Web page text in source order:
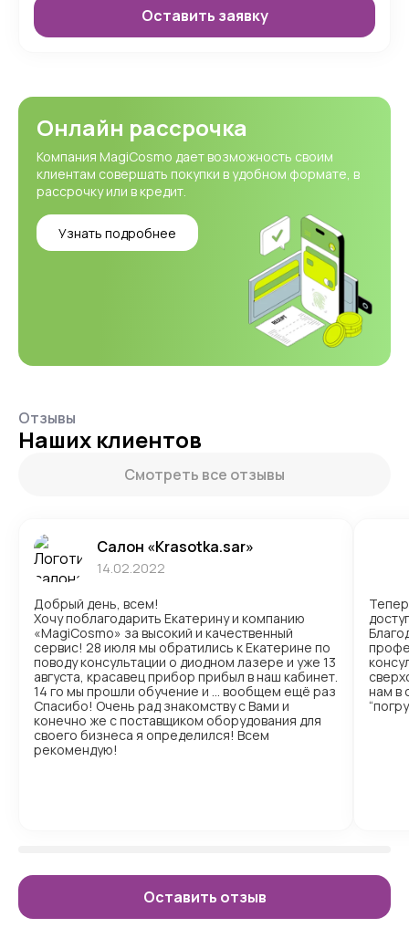
Оставить заявку
Онлайн рассрочка
Компания MagiCosmo дает возможность своим
клиентам совершать покупки в удобном формате, в
рассрочку или в кредит.
Узнать подробнее
Отзывы
Наших клиентов
Смотреть все отзывы
Салон «Krasotka.sar»
14.02.2022
Добрый день, всем!
Хочу поблагодарить Екатерину и компанию
«MagiCosmo» за высокий и качественный
сервис! 28 июля мы обратились к Екатерине по
поводу консультации о диодном лазере и уже 13
августа, красавец прибор прибыл в наш кабинет.
14 го мы прошли обучение и … вообщем ещё раз
Спасибо! Очень рад знакомству с Вами и
конечно же с поставщиком оборудования для
своего бизнеса я определился! Всем
рекомендую!
нам в
Оставить отзыв